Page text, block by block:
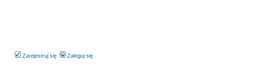
Zarejestruj się Zaloguj się